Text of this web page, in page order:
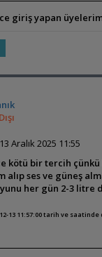
giriş yapan
13 Aralık 2025 11:55
kötü bir tercih
alıp ses ve güneş
her gün 2-3 litre
13 11:57:00 tarih ve